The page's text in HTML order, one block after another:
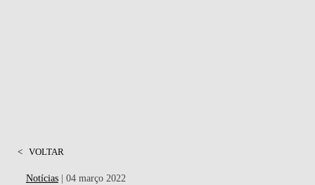
< VOLTAR
Notícias| 04 março 2022